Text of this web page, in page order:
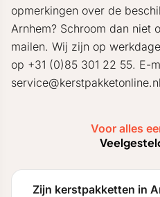
opmerkingen over de
Arnhem? Schroom dan niet
mailen. Wij zijn op
op +31 (0)85 301 22 55. E-
Voor alles
Zijn kerstpakketten in